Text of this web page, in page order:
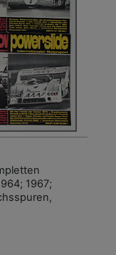
1967;